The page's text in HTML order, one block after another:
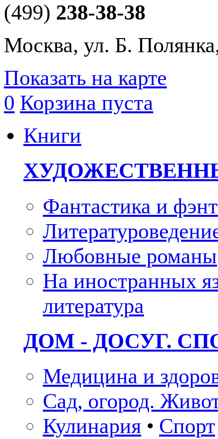
(499) 238-38-38
Москва, ул. Б.
Показать на карте
0 Корзина пуста
Книги
Фантастика и
Любовные романы
На иностранных
литература
ДОМ - ДОСУГ.
Медицина и
Сад, огород.
Кулинария • Спорт